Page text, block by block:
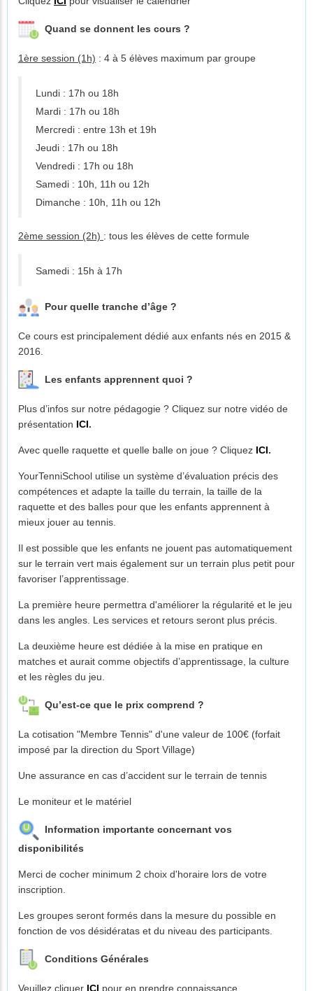
Quand se donnent les cours ?
1ère session (1h) : 4 à 5 élèves maximum par groupe
Lundi : 17h ou 18h
Mardi : 17h ou 18h
Mercredi : entre 13h et 19h
Jeudi : 17h ou 18h
Vendredi : 17h ou 18h
Samedi : 10h, 11h ou 12h
Dimanche : 10h, 11h ou 12h
2ème session (2h) : tous les élèves de cette formule
Samedi : 15h à 17h
Pour quelle tranche d’âge ?
Ce cours est principalement dédié aux enfants nés en 2015 &
2016.
Les enfants apprennent quoi ?
Plus d’infos sur notre pédagogie ? Cliquez sur notre vidéo de
présentation ICI.
Avec quelle raquette et quelle balle on joue ? Cliquez ICI.
YourTenniSchool utilise un système d’évaluation précis des
compétences et adapte la taille du terrain, la taille de la
raquette et des balles pour que les enfants apprennent à
mieux jouer au tennis.
Il est possible que les enfants ne jouent pas automatiquement
sur le terrain vert mais également sur un terrain plus petit pour
favoriser l’apprentissage.
La première heure permettra d'améliorer la régularité et le jeu
dans les angles. Les services et retours seront plus précis.
La deuxième heure est dédiée à la mise en pratique en
matches et aurait comme objectifs d’apprentissage, la culture
et les règles du jeu.
Qu’est-ce que le prix comprend ?
La cotisation "Membre Tennis" d'une valeur de 100€ (forfait
imposé par la direction du Sport Village)
Une assurance en cas d’accident sur le terrain de tennis
Le moniteur et le matériel
Information importante concernant vos
disponibilités
Merci de cocher minimum 2 choix d'horaire lors de votre
inscription.
Les groupes seront formés dans la mesure du possible en
fonction de vos désidératas et du niveau des participants.
Conditions Générales
Veuillez cliquer ICI pour en prendre connaissance.